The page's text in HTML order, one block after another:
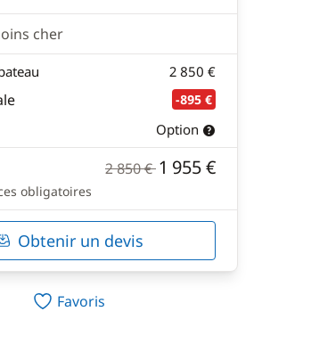
cher
2 850 €
-895 €
Option
2 850 €1 955 €
obligatoires
Obtenir un devis
Favoris